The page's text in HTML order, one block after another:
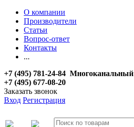
О компании
Производители
Статьи
Вопрос-ответ
Контакты
...
+7 (495) 781-24-84 Многоканальный
+7 (495) 677-08-20
Заказать звонок
Вход Регистрация